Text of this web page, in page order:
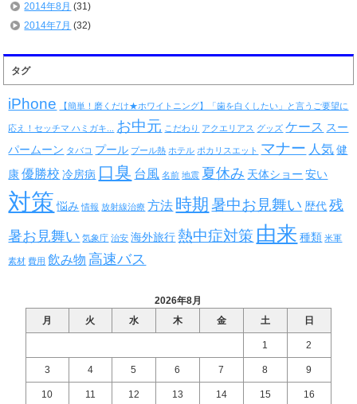
2014年8月 (31)
2014年7月 (32)
タグ
iPhone 【簡単！磨くだけ★ホワイトニング】「歯を白くしたい」と言うご要望に
応え！セッチマ ハミガキ... お中元 こだわり アクエリアス グッズ ケース スー
パームーン タバコ プール プール熱 ホテル ポカリスエット マナー 人気 健
康 優勝校 冷房病 口臭 台風 名前 地震 夏休み 天体ショー 安い
対策 悩み 情報 放射線治療 方法 時期 暑中お見舞い 歴代 残
暑お見舞い 気象庁 治安 海外旅行 熱中症対策 由来 種類 米軍
素材 費用 飲み物 高速バス
2026年8月
月
火 水 木 金 土 日
1 2
3 4 5 6 7 8 9
10 11 12 13 14 15 16